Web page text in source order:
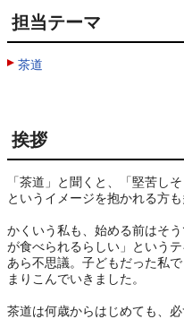
担当テーマ
茶道
挨拶
「茶道」と聞くと、「堅苦し
というイメージを抱かれる方も
かくいう私も、始める前はそ
が食べられるらしい」という
あら不思議。子どもだった私
まりこんでいきました。
茶道は何歳からはじめても、